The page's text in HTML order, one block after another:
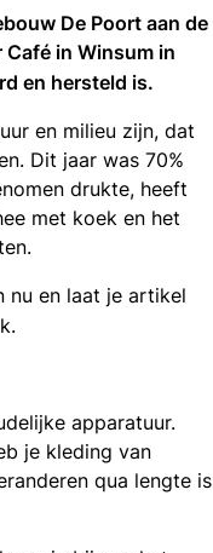
De Poort aan de
Café in Winsum in
en hersteld is.
en milieu zijn, dat
Dit jaar was 70%
drukte, heeft
met koek en het
nu en laat je artikel
apparatuur.
je kleding van
qua lengte is